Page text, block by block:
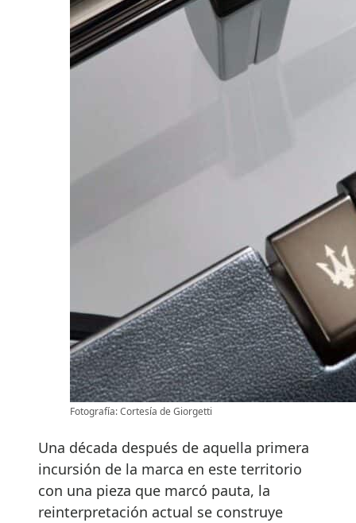
Fotografía: Cortesía de Giorgetti
Una década después de aquella primera
incursión de la marca en este territorio
con una pieza que marcó pauta, la
reinterpretación actual se construye